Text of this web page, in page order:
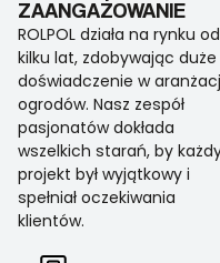
ZAANGAŻOWANIE
ROLPOL działa na rynku od
kilku lat, zdobywając duże
doświadczenie w
ogrodów. Nasz zespół
pasjonatów dokłada
wszelkich starań, by
projekt był wyjątkowy i
spełniał oczekiwania
klientów.